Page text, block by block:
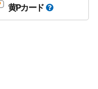
黄Pカード